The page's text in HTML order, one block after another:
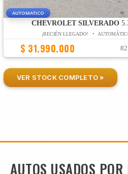
AUTOMATICO
CHEVROLET SILVERADO
¡RECIÉN LLEGADO! •
$ 31.990.000
VER STOCK COMPLETO »
AUTOS USADOS